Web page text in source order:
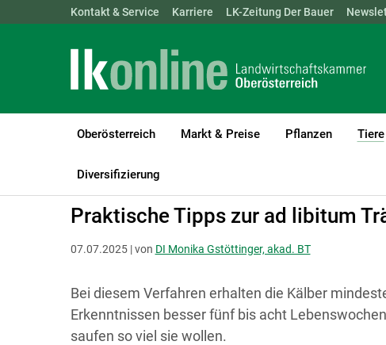
Landwirtschaftskammern: ÖSTERREICH BGLD KTN NÖ
Kontakt & Service Karriere LK-Zeitung Der Bauer
Oberösterreich Markt & Preise Pflanzen Tiere
Diversifizierung
LK Oberösterreich Tiere
Praktische Tipps zur ad libitum
07.07.2025 | von DI Monika Gstöttinger, akad. BT
Bei diesem Verfahren erhalten die Kälber
Erkenntnissen besser fünf bis acht
saufen so viel sie wollen.